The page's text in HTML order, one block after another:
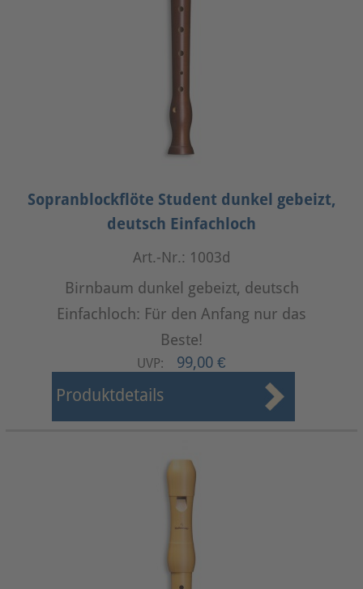
Sopranblockflöte Student dunkel gebeizt,
deutsch Einfachloch
Art.-Nr.: 1003d
Birnbaum dunkel gebeizt, deutsch
Einfachloch: Für den Anfang nur das
Beste!
UVP: 99,00 €
Produktdetails